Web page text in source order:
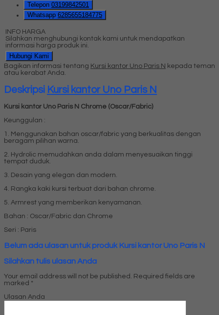
Telepon 03199842501
Whatsapp 6285655184775
INFO HARGA
Silahkan menghubungi kontak kami untuk mendapatkan
informasi harga produk ini.
Hubungi Kami
Bagikan informasi tentang Kursi kantor Uno Paris N kepada teman
atau kerabat Anda.
Deskripsi Kursi kantor Uno Paris N
Kursi kantor Uno Paris N Chrome (Oscar/Fabric)
Keunggulan :
1. Menggunakan bahan oscar/fabric yang berkualitas dengan
beragam pilihan warna.
2. Hydrolic memudahkan anda dalam menyesuaikan tinggi
tempat duduk.
3. Desain yang elegan dan modern.
4. Rangka kaki kursi terbuat dari bahan chrome.
5. Armrest yang memberikan kenyamanan.
Bahan : Oscar/Fabric dan Chrome
Seri : Paris
Belum ada ulasan untuk produk Kursi kantor Uno Paris N
Silahkan tulis ulasan Anda
Your email address will not be published. Required fields are
marked *
Ulasan Anda